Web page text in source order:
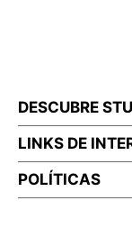
DESCUBRE
LINKS DE
POLÍTICAS